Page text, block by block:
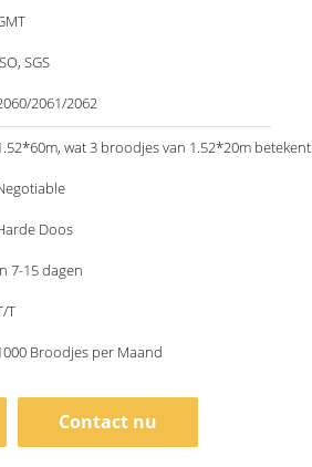
SGS
2061/2062
wat 3 broodjes van 1.52*20m betekent
Doos
7-15 dagen
T
Broodjes per Maand
Contact nu